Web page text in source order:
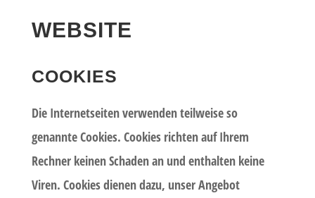
WEBSITE
COOKIES
Die Internetseiten verwenden teilweise so
genannte Cookies. Cookies richten auf Ihrem
Rechner keinen Schaden an und enthalten keine
Viren. Cookies dienen dazu, unser Angebot